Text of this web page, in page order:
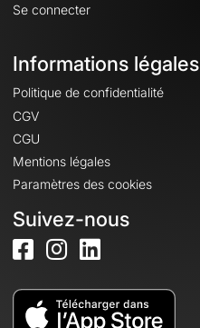
Se connecter
Informations légales
Politique de confidentialité
CGV
CGU
Mentions légales
Paramètres des cookies
Suivez-nous